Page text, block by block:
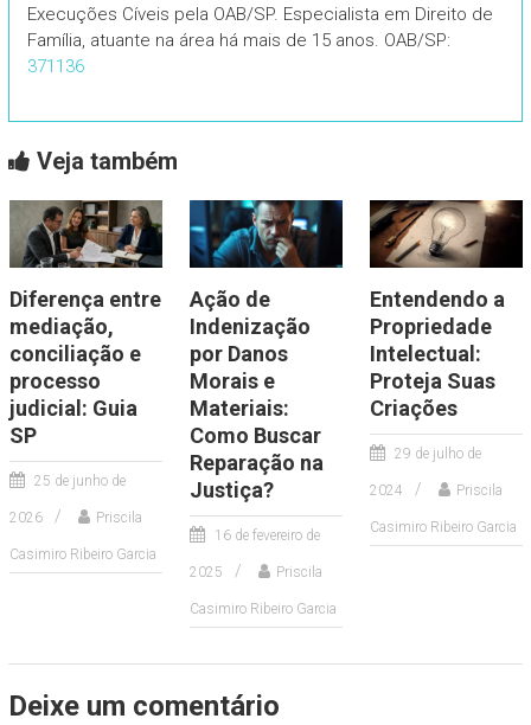
Execuções Cíveis pela OAB/SP. Especialista em Direito de
Família, atuante na área há mais de 15 anos. OAB/SP:
371136
Veja também
Diferença entre
mediação,
conciliação e
processo
judicial: Guia
SP
25 de junho de
2026 Priscila
Casimiro Ribeiro Garcia
Ação de
Indenização
por Danos
Morais e
Materiais:
Como Buscar
Reparação na
Justiça?
16 de fevereiro de
2025 Priscila
Casimiro Ribeiro Garcia
Entendendo a
Propriedade
Intelectual:
Proteja Suas
Criações
29 de julho de
2024 Priscila
Casimiro Ribeiro Garcia
Deixe um comentário